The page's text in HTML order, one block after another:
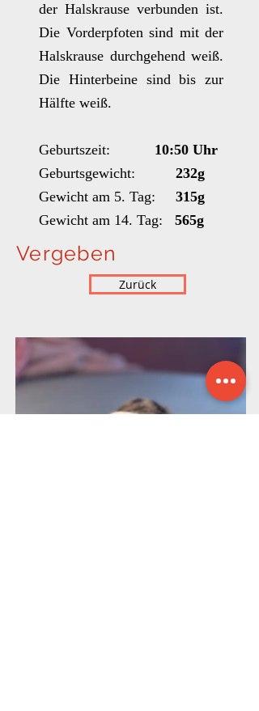
der Halskrause verbunden ist.
Die Vorderpfoten sind mit der
Halskrause durchgehend weiß.
Die Hinterbeine sind bis zur
Hälfte weiß.
Geburtszeit: 10:50 Uhr
Geburtsgewicht:
232g
Gewicht am 5. Tag: 315g
Gewicht am 14. Tag: 565g
Vergeben
Zurück